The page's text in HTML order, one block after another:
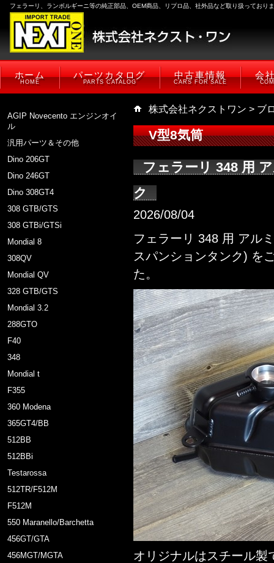
フェラーリ、ランボルギーニ等の純正部品、OEM商品、リプロ品、社外品など取り扱っており
ホーム
HOME
パーツカタログ
PARTS CATALOG
中古車情報
CARS FOR SALE
会
AGIP Novecento エンジンオイ
ル
汎用パーツ＆その他
Dino 206GT
Dino 246GT
Dino 308GT4
308 GTB/GTS
308 GTBi/GTSi
Mondial 8
308QV
Mondial QV
328 GTB/GTS
Mondial 3.2
288GTO
F40
348
Mondial t
F355
360 Modena
365GT4/BB
512BB
512BBi
Testarossa
512TR/F512M
F512M
550 Maranello/Barchetta
456GT/GTA
456MGT/MGTA
株式会社ネクストワン > ブ
V型8気筒
フェラーリ 348 用
ク
2026/08/04
フェラーリ 348 用 アル
スパンションタンク) を
た。
オリジナルはスチール製